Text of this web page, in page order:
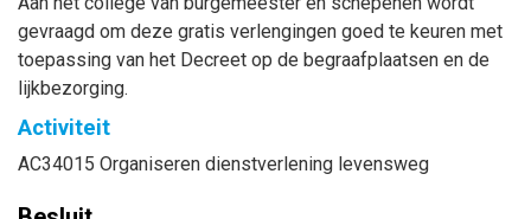
gevraagd om deze gratis verlengingen goed te keuren met
toepassing van het Decreet op de begraafplaatsen en de
lijkbezorging.
Activiteit
AC34015 Organiseren dienstverlening levensweg